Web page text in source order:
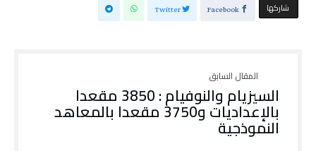
‫‫ شاركها‬ Facebook
Twitter
السيزيام والنوفيام : 3850 مقعدا
بالإعداديات و3750 مقعدا بالمعاهد
النموذجية